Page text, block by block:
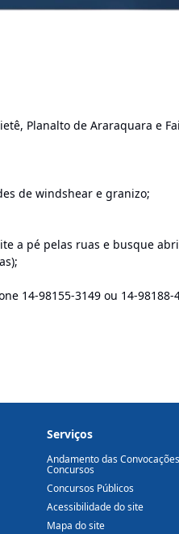
Planalto de Araraquara e
de windshear e granizo;
a pé pelas ruas e busque
14-98155-3149 ou 14-98188-
Serviços
Andamento das
Concursos
Concursos Públicos
Acessibilidade do site
Mapa do site